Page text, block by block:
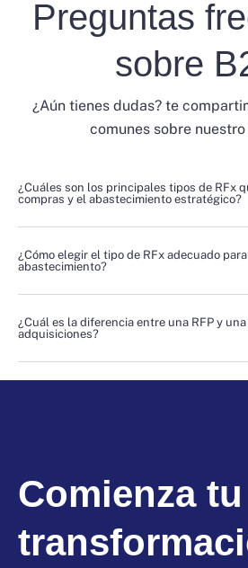
Preguntas
sobre
¿Aún tienes dudas? te
comunes sobre
¿Cuáles son los principales tipos de RFx
compras y el abastecimiento estratégico?
¿Cómo elegir el tipo de RFx adecuado
abastecimiento?
¿Cuál es la diferencia entre una RFP y
adquisiciones?
Comienza tu